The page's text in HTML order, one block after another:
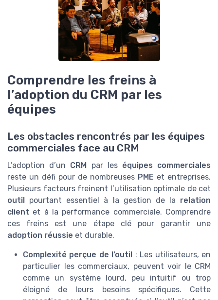
Comprendre les freins à
l’adoption du CRM par les
équipes
Les obstacles rencontrés par les équipes
commerciales face au CRM
L’adoption d’un CRM par les équipes commerciales
reste un défi pour de nombreuses PME et entreprises.
Plusieurs facteurs freinent l’utilisation optimale de cet
outil pourtant essentiel à la gestion de la relation
client et à la performance commerciale. Comprendre
ces freins est une étape clé pour garantir une
adoption réussie et durable.
Complexité perçue de l’outil : Les utilisateurs, en
particulier les commerciaux, peuvent voir le CRM
comme un système lourd, peu intuitif ou trop
éloigné de leurs besoins spécifiques. Cette